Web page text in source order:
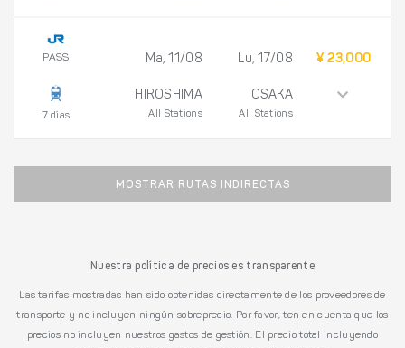
PASS
7 días
Ma, 11/08
HIROSHIMA
All Stations
Lu, 17/08
OSAKA
All Stations
¥ 23,000
MOSTRAR RUTAS INDIRECTAS
Nuestra política de precios es transparente
Las tarifas mostradas han sido obtenidas directamente de los proveedores de
transporte y no incluyen ningún sobreprecio. Por favor, ten en cuenta que los
precios no incluyen nuestros gastos de gestión. El precio total incluyendo